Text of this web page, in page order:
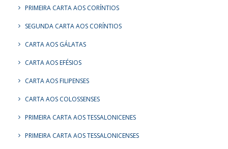
PRIMEIRA CARTA AOS CORÍNTIOS
SEGUNDA CARTA AOS CORÍNTIOS
CARTA AOS GÁLATAS
CARTA AOS EFÉSIOS
CARTA AOS FILIPENSES
CARTA AOS COLOSSENSES
PRIMEIRA CARTA AOS TESSALONICENES
PRIMEIRA CARTA AOS TESSALONICENSES